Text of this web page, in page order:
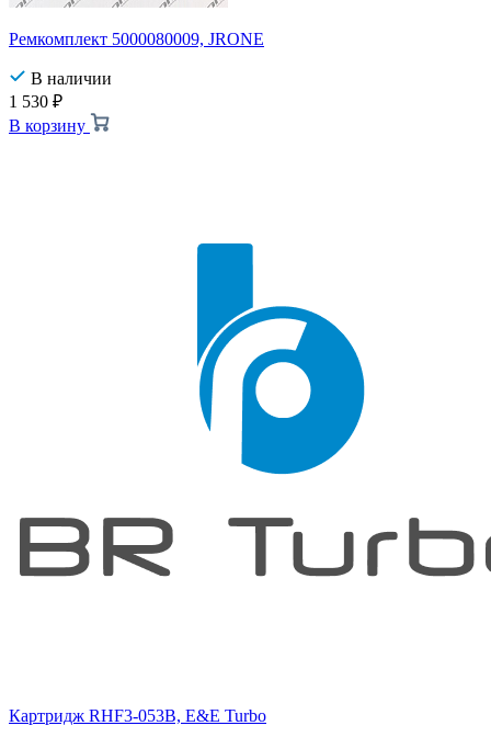
Ремкомплект 5000080009, JRONE
В наличии
1 530 ₽
В корзину
Картридж RHF3-053B, E&E Turbo